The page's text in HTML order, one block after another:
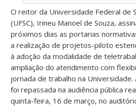
O reitor da Universidade Federal de
(UFSC), Irineu Manoel de Souza,
próximos dias as portarias
a realização de projetos-piloto
à adoção da modalidade de
ampliação do atendimento com
jornada de trabalho na Universidade.
foi repassada na audiência pública
quinta-feira, 16 de março, no